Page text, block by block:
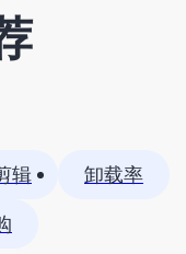
辑
卸载率